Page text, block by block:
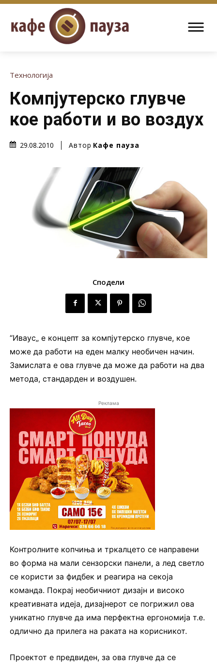
Технологија
Компјутерско глувче
кое работи и во воздух
29.08.2010 Автор Кафе пауза
Сподели
“Иваус„ е концепт за компјутерско глувче, кое
може да работи на еден малку необичен начин.
Замислата е ова глувче да може да работи на два
метода, стандарден и воздушен.
Реклама
Контролните копчиња и тркалцето се направени
во форма на мали сензорски панели, а лед светло
се користи за фидбек и реагира на секоја
команда. Покрај необичниот дизајн и високо
креативната идеја, дизајнерот се погрижил ова
уникатно глувче да има перфектна ергономија т.е.
одлично да прилега на раката на корисникот.
Проектот е предвиден, за ова глувче да се